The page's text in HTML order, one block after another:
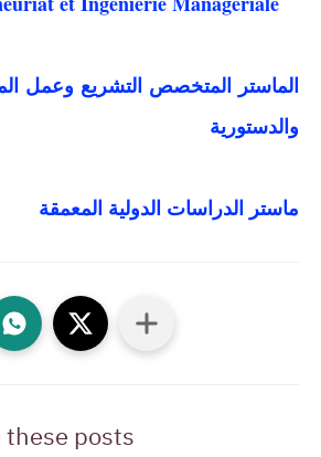
الماستر المتخصص التشريع وعمل
والدستورية
ماستر الدراسات الدولية المعمقة
posts